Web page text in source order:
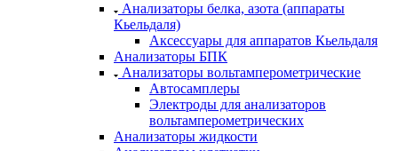
Анализаторы белка, азота (аппараты
Кьельдаля)
Аксессуары для аппаратов Кьельдаля
Анализаторы БПК
Анализаторы вольтамперометрические
Автосамплеры
Электроды для анализаторов
вольтамперометрических
Анализаторы жидкости